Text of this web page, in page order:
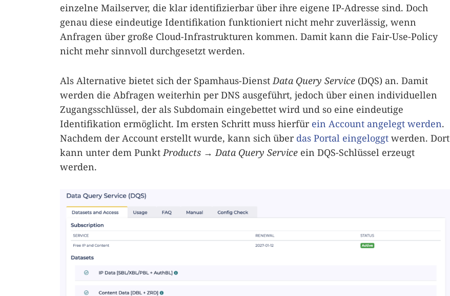
einzelne Mailserver, die klar identifizierbar über ihre eigene IP-Adresse sind. Doch
genau diese eindeutige Identifikation funktioniert nicht mehr zuverlässig, wenn
Anfragen über große Cloud-Infrastrukturen kommen. Damit kann die Fair-Use-Policy
nicht mehr sinnvoll durchgesetzt werden.
Als Alternative bietet sich der Spamhaus-DienstData Query Service (DQS) an. Damit
werden die Abfragen weiterhin per DNS ausgeführt, jedoch über einen individuellen
Zugangsschlüssel, der als Subdomain eingebettet wird und so eine eindeutige
Identifikation ermöglicht. Im ersten Schritt muss hierfür ein Account angelegt werden.
Nachdem der Account erstellt wurde, kann sich über das Portal eingeloggt werden. Dort
kann unter dem PunktProducts →Data Query Service ein DQS-Schlüssel erzeugt
werden.